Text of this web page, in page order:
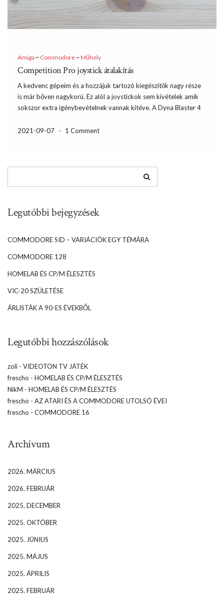
Amiga ~ Commodore~Műhely
Competition Pro joystick átalakítás
A kedvenc gépeim és a hozzájuk tartozó kiegészítők nagy része
is már bőven nagykorú. Ez alól a joystickok sem kivételek amik
sokszor extra igénybevételnek vannak kitéve. A Dyna Blaster 4
idei felhozatalból sem maradhat ki. Az […]
2021-09-07 - 1 Comment
Legutóbbi bejegyzések
COMMODORE SID – VARIÁCIÓK EGY TÉMÁRA
COMMODORE 128
HOMELAB ÉS CP/M ÉLESZTÉS
VIC-20 SZÜLETÉSE
ÁRLISTÁK A 90-ES ÉVEKBŐL
Legutóbbi hozzászólások
zoli - VIDEOTON TV JÁTÉK
frescho - HOMELAB ÉS CP/M ÉLESZTÉS
NikM - HOMELAB ÉS CP/M ÉLESZTÉS
frescho - AZ ATARI ÉS A COMMODORE UTOLSÓ ÉVEI
frescho - COMMODORE 16
Archívum
2026. MÁRCIUS
2026. FEBRUÁR
2025. DECEMBER
2025. OKTÓBER
2025. JÚNIUS
2025. MÁJUS
2025. ÁPRILIS
2025. FEBRUÁR